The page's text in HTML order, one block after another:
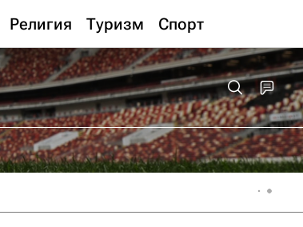
Религия Туризм Спорт